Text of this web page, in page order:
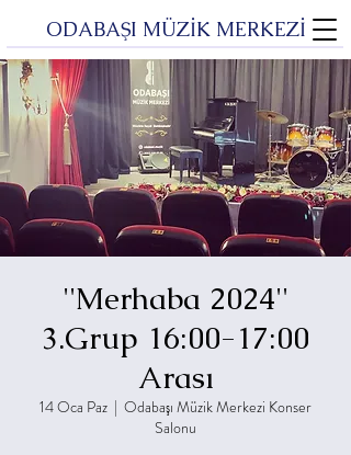
ODABAŞI MÜZİK MERKEZİ
''Merhaba 2024''
3.Grup 16:00-17:00
Arası
14 Oca Paz
  |
Odabaşı Müzik Merkezi Konser
Salonu